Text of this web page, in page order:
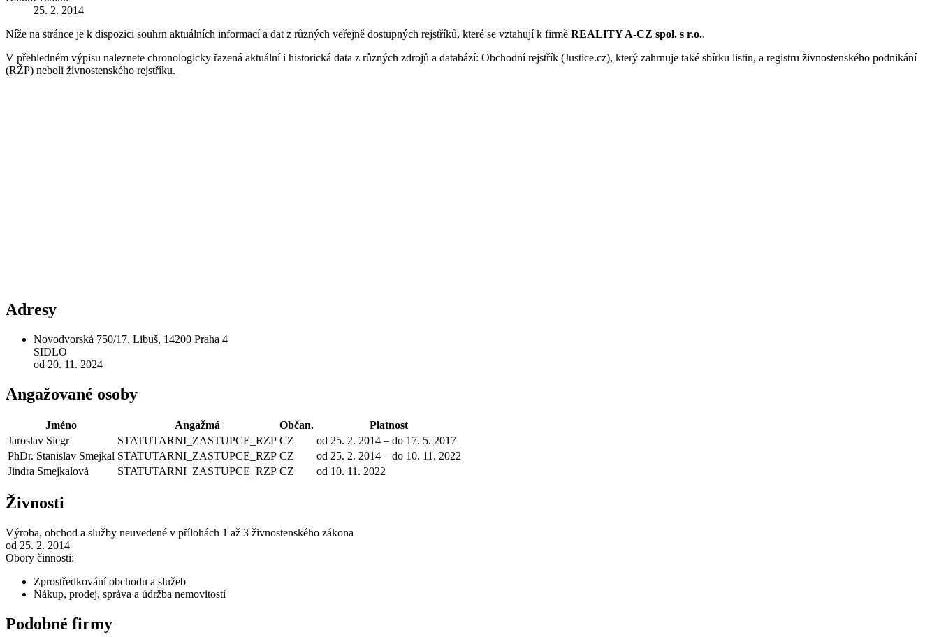
25. 2. 2014
Níže na stránce je k dispozici souhrn aktuálních informací a dat z různých veřejně dostupných rejstříků, které se vztahují k firmě REALITY A-CZ spol. s r.o..
V přehledném výpisu naleznete chronologicky řazená aktuální i historická data z různých zdrojů a databází: Obchodní rejstřík (Justice.cz), který zahrnuje také sbírku listin, a registru živnostenského podnikání
(RŽP) neboli živnostenského rejstříku.
Adresy
Novodvorská 750/17, Libuš, 14200 Praha 4
SIDLO
od 20. 11. 2024
Angažované osoby
Jméno Angažmá Občan.
Platnost
Jaroslav Siegr
STATUTARNI_ZASTUPCE_RZP CZ
od 25. 2. 2014 – do 17. 5. 2017
PhDr. Stanislav Smejkal STATUTARNI_ZASTUPCE_RZP CZ
od 25. 2. 2014 – do 10. 11. 2022
Jindra Smejkalová
STATUTARNI_ZASTUPCE_RZP CZ od 10. 11. 2022
Živnosti
Výroba, obchod a služby neuvedené v přílohách 1 až 3 živnostenského zákona
od 25. 2. 2014
Obory činnosti:
Zprostředkování obchodu a služeb
Nákup, prodej, správa a údržba nemovitostí
Podobné firmy